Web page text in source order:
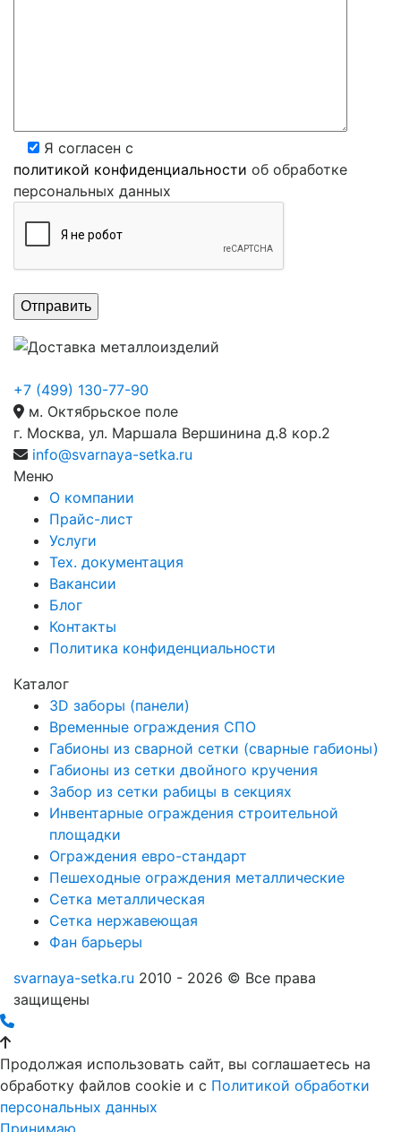
Я согласен с
политикой конфиденциальности об обработке
персональных данных
+7 (499) 130-77-90
м. Октябрьское поле
г. Москва, ул. Маршала Вершинина д.8 кор.2
info@svarnaya-setka.ru
Меню
О компании
Прайс-лист
Услуги
Тех. документация
Вакансии
Блог
Контакты
Политика конфиденциальности
Каталог
3D заборы (панели)
Временные ограждения СПО
Габионы из сварной сетки (сварные габионы)
Габионы из сетки двойного кручения
Забор из сетки рабицы в секциях
Инвентарные ограждения строительной
площадки
Ограждения евро-стандарт
Пешеходные ограждения металлические
Сетка металлическая
Сетка нержавеющая
Фан барьеры
svarnaya-setka.ru 2010 - 2026 © Все права
защищены
Продолжая использовать сайт, вы соглашаетесь на
обработку файлов cookie и c Политикой обработки
персональных данных
Принимаю